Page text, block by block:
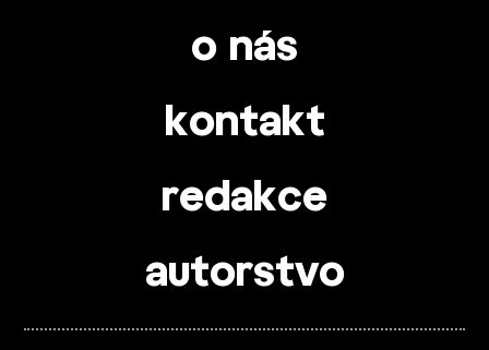
o nás
kontakt
redakce
autorstvo